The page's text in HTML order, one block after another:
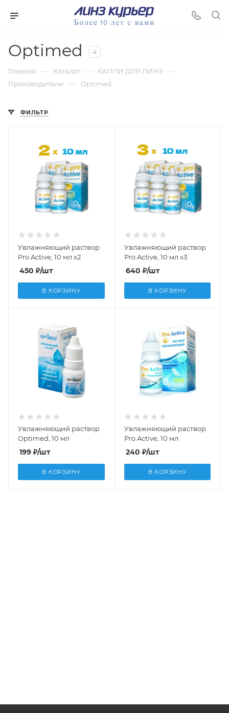
Optimed 4
Главная — Каталог — КАПЛИ ДЛЯ ЛИНЗ —
Производители — Optimed
ФИЛЬТР
Увлажняющий раствор
Pro Active, 10 мл х2
450 ₽/шт
В КОРЗИНУ
Увлажняющий раствор
Pro Active, 10 мл х3
640 ₽/шт
В КОРЗИНУ
Увлажняющий раствор
Optimed, 10 мл
199 ₽/шт
В КОРЗИНУ
Увлажняющий раствор
Pro Active, 10 мл
240 ₽/шт
В КОРЗИНУ